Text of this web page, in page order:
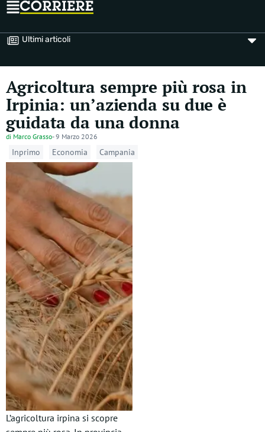
Ultimi articoli
Agricoltura sempre più rosa in
Irpinia: un’azienda su due è
guidata da una donna
di Marco Grasso-9 Marzo 2026
Inprimo Economia Campania
L’agricoltura irpina si scopre